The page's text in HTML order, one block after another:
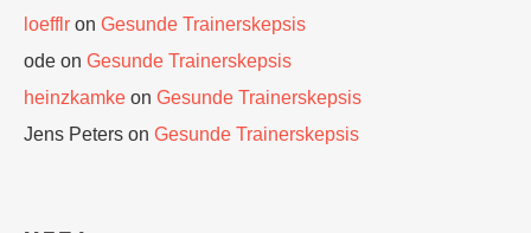
loefflr on Gesunde Trainerskepsis
ode on Gesunde Trainerskepsis
heinzkamke on Gesunde Trainerskepsis
Jens Peters on Gesunde Trainerskepsis